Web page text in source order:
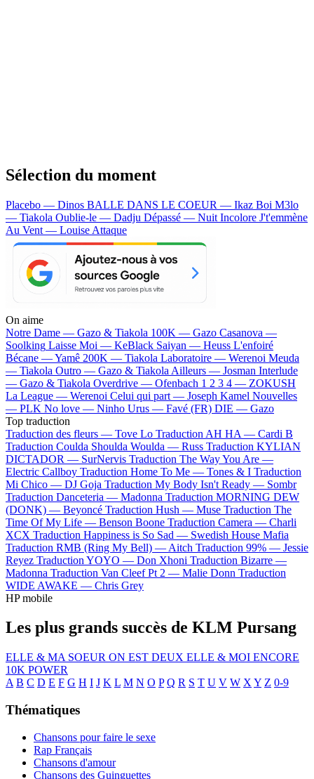
Sélection du moment
Placebo — Dinos BALLE DANS LE COEUR — Ikaz Boi M3lo
— Tiakola Oublie-le — Dadju Dépassé — Nuit Incolore J't'emmène
Au Vent — Louise Attaque
On aime
Notre Dame — Gazo & Tiakola 100K — Gazo Casanova —
Soolking Laisse Moi — KeBlack Saiyan — Heuss L'enfoiré
Bécane —Yamê 200K — Tiakola Laboratoire — Werenoi Meuda
— Tiakola Outro — Gazo & Tiakola Ailleurs — Josman Interlude
— Gazo & Tiakola Overdrive — Ofenbach 1 2 3 4 — ZOKUSH
La League — Werenoi Celui qui part — Joseph Kamel Nouvelles
— PLK No love — Ninho Urus — Favé (FR) DIE — Gazo
Top traduction
Traduction des fleurs — Tove Lo Traduction AH HA — Cardi B
Traduction Coulda Shoulda Woulda — Russ Traduction KYLIAN
DICTADOR — SurNervis Traduction The Way You Are —
Electric Callboy Traduction Home To Me — Tones & I Traduction
Mi Chico — DJ Goja Traduction My Body Isn't Ready — Sombr
Traduction Danceteria — Madonna Traduction MORNING DEW
(DONK) — Beyoncé Traduction Hush — Muse Traduction The
Time Of My Life — Benson Boone Traduction Camera — Charli
XCX Traduction Happiness is So Sad — Swedish House Mafia
Traduction RMB (Ring My Bell) — Aitch Traduction 99% — Jessie
Reyez Traduction YOYO — Don Xhoni Traduction Bizarre —
Madonna Traduction Van Cleef Pt 2 — Malie Donn Traduction
WIDE AWAKE — Chris Grey
HP mobile
Les plus grands succès de KLM Pursang
ELLE & MA SOEUR ON EST DEUX ELLE & MOI ENCORE
10K POWER
A B C D E F G H I J K L M N O P Q R S T U V W X Y Z 0-9
Thématiques
Chansons pour faire le sexe
Rap Français
Chansons d'amour
Chansons des Guinguettes